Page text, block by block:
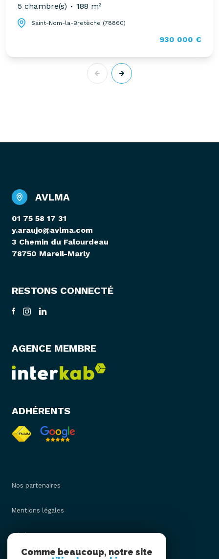
5 chambre(s)
188 m²
Saint-Nom-la-Bretèche (78860)
930 000 €
AVLMA
01 75 58 17 31
y.araujo@avlma.com
3 Chemin du Falourdeau
78750 Mareil-Marly
RESTONS CONNECTÉ
AGENCE MEMBRE
ADHÉRENTS
Nos partenaires
Mentions légales
Admin
Comme beaucoup, notre site